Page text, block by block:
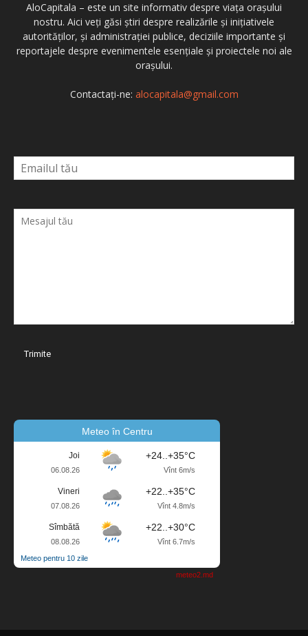
AloCapitala – este un site informativ despre viața orașului
nostru. Aici veți găsi știri despre realizările și inițiativele
autorităților, și administrației publice, deciziile importante și
reportajele despre evenimentele esențiale și proiectele noi ale
orașului.
Contactați-ne: alocapitala@gmail.com
Meteo în Centru
Joi
06.08.26
+24..+35°C
Vînt 6m/s
Vineri
07.08.26
+22..+35°C
Vînt 4.8m/s
Sîmbătă
08.08.26
+22..+30°C
Vînt 6.7m/s
Meteo pentru 10 zile
meteo2.md